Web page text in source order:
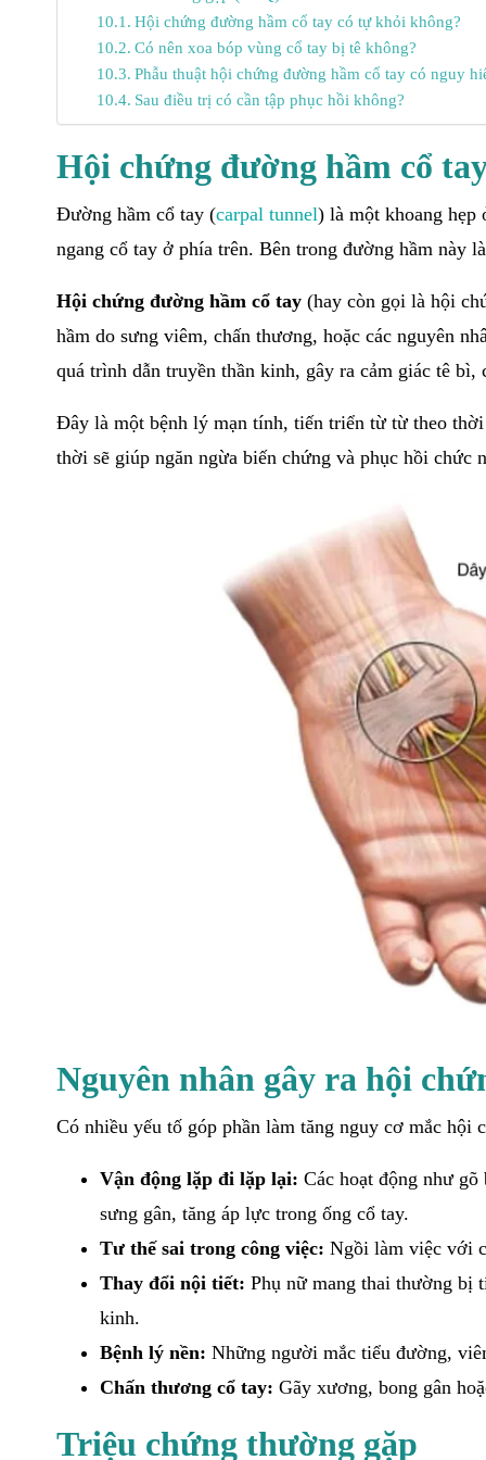
Hội chứng đường hầm cổ tay có tự khỏi không?
Có nên xoa bóp vùng cổ tay bị tê không?
Phẫu thuật hội chứng đường hầm cổ tay có nguy
Sau điều trị có cần tập phục hồi không?
Hội chứng đường hầm cổ
Đường hầm cổ tay (carpal tunnel) là một khoang hẹp
ngang cổ tay ở phía trên. Bên trong đường hầm này
Hội chứng đường hầm cổ tay (hay còn gọi là hội
hầm do sưng viêm, chấn thương, hoặc các nguyên
quá trình dẫn truyền thần kinh, gây ra cảm giác tê bì,
Đây là một bệnh lý mạn tính, tiến triển từ từ theo
thời sẽ giúp ngăn ngừa biến chứng và phục hồi chức
Nguyên nhân gây ra hội
Có nhiều yếu tố góp phần làm tăng nguy cơ mắc hội
Vận động lặp đi lặp lại: Các hoạt động như
sưng gân, tăng áp lực trong ống cổ tay.
Tư thế sai trong công việc: Ngồi làm việc với
Thay đổi nội tiết: Phụ nữ mang thai thường bị
kinh.
Bệnh lý nền: Những người mắc tiểu đường,
Chấn thương cổ tay: Gãy xương, bong gân
Triệu chứng thường gặp